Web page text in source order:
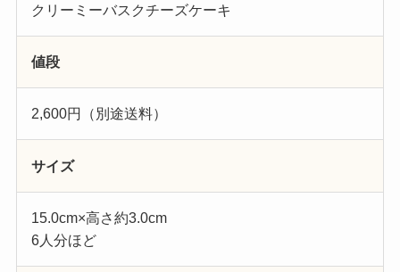
クリーミーバスクチーズケーキ
値段
2,600円（別途送料）
サイズ
15.0cm×高さ約3.0cm
6人分ほど